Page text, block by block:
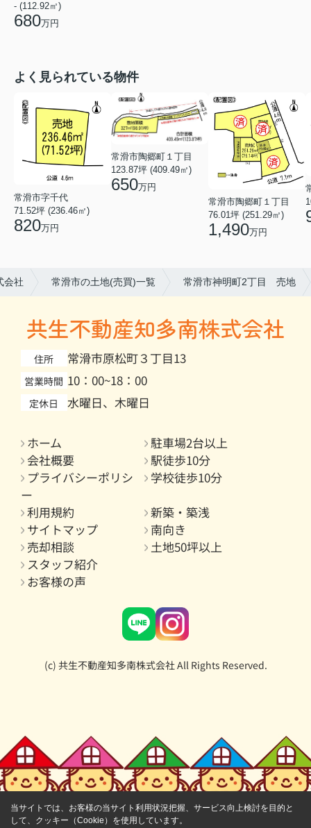
- (112.92㎡)
680万円
よく見られている物件
常滑市字千代
71.52坪 (236.46㎡)
820万円
常滑市陶郷町１丁目
123.87坪 (409.49㎡)
650万円
常滑市陶郷町１丁目
76.01坪 (251.29㎡)
1,490万円
会社 常滑市の土地(売買)一覧 常滑市神明町2丁目 売地
共生不動産知多南株式会社
住所 常滑市原松町３丁目13
営業時間 10：00~18：00
定休日 水曜日、木曜日
ホーム
駐車場2台以上
会社概要
駅徒歩10分
プライバシーポリシ
ー
学校徒歩10分
利用規約
新築・築浅
サイトマップ
南向き
売却相談
土地50坪以上
スタッフ紹介
お客様の声
(c) 共生不動産知多南株式会社 All Rights Reserved.
当サイトでは、お客様の当サイト利用状況把握、サービス向上検討を目的と
して、クッキー（Cookie）を使用しています。